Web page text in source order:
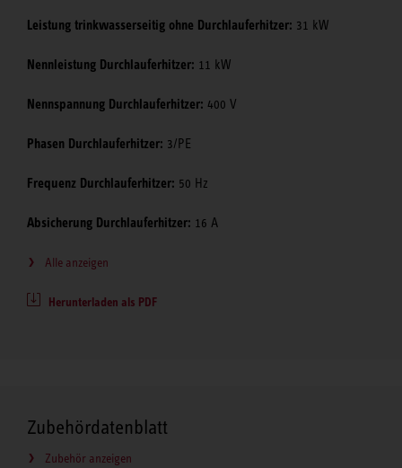
Leistung trinkwasserseitig ohne Durchlauferhitzer: 31 kW
Nennleistung Durchlauferhitzer: 11 kW
Nennspannung Durchlauferhitzer: 400 V
Phasen Durchlauferhitzer: 3/PE
Frequenz Durchlauferhitzer: 50 Hz
Absicherung Durchlauferhitzer: 16 A
Alle anzeigen
Herunterladen als PDF
Zubehördatenblatt
Zubehör anzeigen